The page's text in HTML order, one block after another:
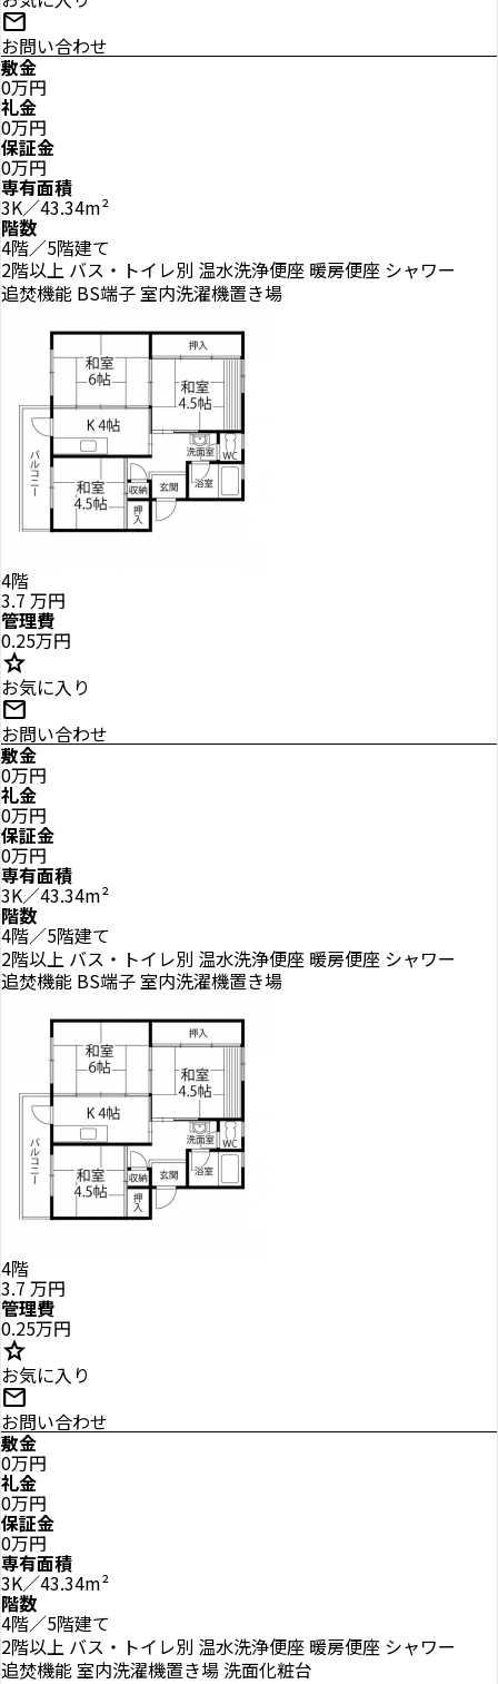
mail
お問い合わせ
敷金
0万円
礼金
0万円
保証金
0万円
専有面積
3K／43.34m²
階数
4階／5階建て
2階以上 バス・トイレ別 温水洗浄便座 暖房便座 シャワー
追焚機能 BS端子室内洗濯機置き場
4階
3.7 万円
管理費
0.25万円
star
お気に入り
mail
お問い合わせ
敷金
0万円
礼金
0万円
保証金
0万円
専有面積
3K／43.34m²
階数
4階／5階建て
2階以上 バス・トイレ別 温水洗浄便座 暖房便座 シャワー
追焚機能 BS端子室内洗濯機置き場
4階
3.7 万円
管理費
0.25万円
star
お気に入り
mail
お問い合わせ
敷金
0万円
礼金
0万円
保証金
0万円
専有面積
3K／43.34m²
階数
4階／5階建て
2階以上 バス・トイレ別 温水洗浄便座 暖房便座 シャワー
追焚機能 室内洗濯機置き場 洗面化粧台